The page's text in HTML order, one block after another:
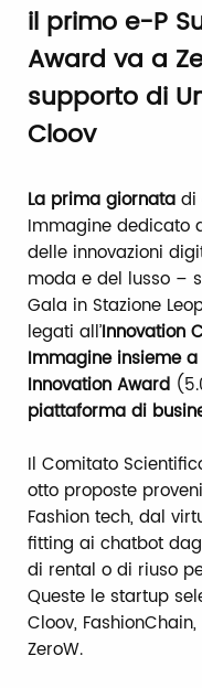
il primo e-P
Award va a
supporto di
Cloov
La prima giornata di
Immagine dedicato
delle innovazioni
moda e del lusso –
Gala in Stazione
legati all’Innovation
Immagine insieme a
Innovation Award
piattaforma di
Il Comitato
otto proposte
Fashion tech, dal
fitting ai chatbot
di rental o di riuso
Queste le startup
Cloov,
ZeroW.